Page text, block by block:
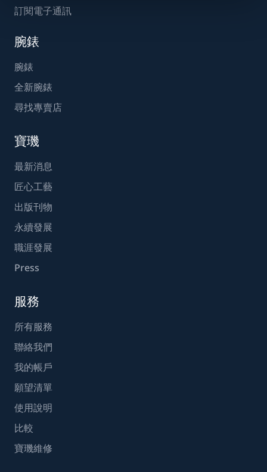
訂閱電子通訊
腕錶
腕錶
全新腕錶
尋找專賣店
寶璣
最新消息
匠心工藝
出版刊物
永續發展
職涯發展
Press
服務
所有服務
聯絡我們
我的帳戶
願望清單
使用說明
比較
寶璣維修